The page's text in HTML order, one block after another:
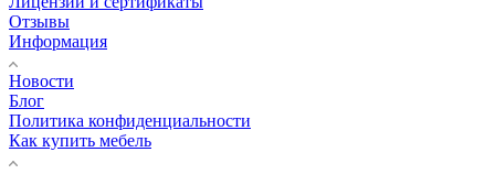
Отзывы
Информация
Новости
Блог
Политика конфиденциальности
Как купить мебель